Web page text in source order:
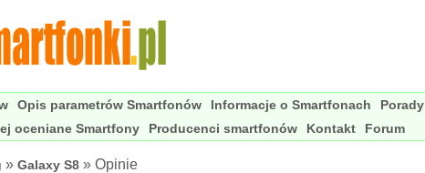
Opis parametrów Smartfonów Informacje o Smartfonach Porady
oceniane Smartfony Producenci smartfonów Kontakt Forum
» Galaxy S8 » Opinie